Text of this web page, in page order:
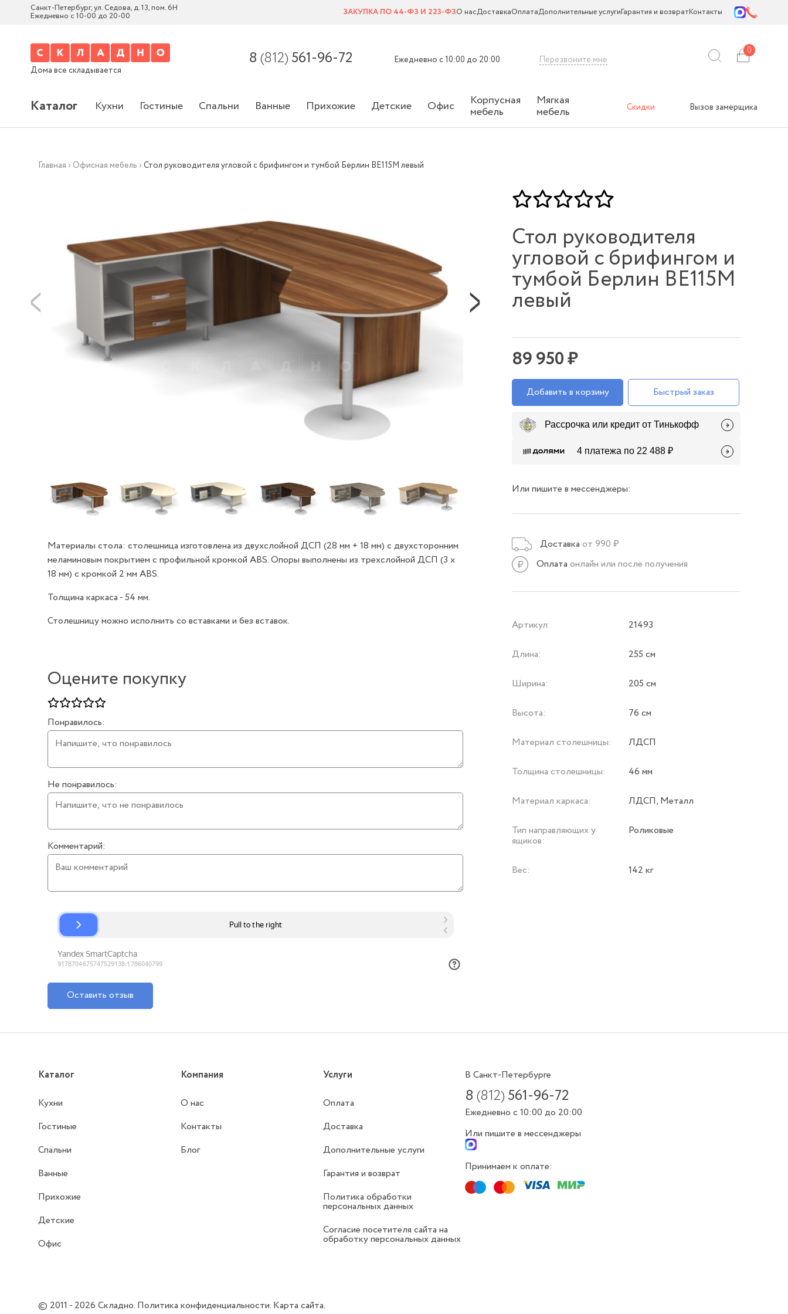
Санкт-Петербург, ул. Седова, д. 13, пом. 6Н
Ежедневно с 10-00 до 20-00 ЗАКУПКА ПО 44-ФЗ И 223-ФЗО насДоставкаОплатаДополнительные услугиГарантия и возвратКонтакты
Дома все складывается
8 (812) 561-96-72 Ежедневно с 10:00 до 20:00 Перезвоните мне
0
Каталог Кухни Гостиные Спальни Ванные Прихожие Детские Офис Корпусная
мебель
Мягкая
мебель Скидки Вызов замерщика
Главная › Офисная мебель ›Стол руководителя угловой с брифингом и тумбой Берлин ВЕ115М левый
Материалы стола: столешница изготовлена из двухслойной ДСП (28 мм + 18 мм) с двухсторонним
меламиновым покрытием с профильной кромкой ABS. Опоры выполнены из трехслойной ДСП (3 х
18 мм) с кромкой 2 мм ABS.
Толщина каркаса - 54 мм.
Столешницу можно исполнить со вставками и без вставок.
Оцените покупку
Понравилось:
Не понравилось:
Комментарий:
Оставить отзыв
Стол руководителя
угловой с брифингом и
тумбой Берлин ВЕ115М
левый
89 950 ₽
Добавить в корзину Быстрый заказ
Рассрочка или кредит от Тинькофф
4 платежа по 22 488 ₽
Или пишите в мессенджеры:
Доставка от 990 ₽
Оплата онлайн или после получения
Артикул: 21493
Длина: 255 см
Ширина: 205 см
Высота: 76 см
Материал столешницы: ЛДСП
Толщина столешницы: 46 мм
Материал каркаса: ЛДСП, Металл
Тип направляющих у
ящиков:
Роликовые
Вес: 142 кг
Каталог
Кухни
Гостиные
Спальни
Ванные
Прихожие
Детские
Офис
Компания
О нас
Контакты
Блог
Услуги
Оплата
Доставка
Дополнительные услуги
Гарантия и возврат
Политика обработки
персональных данных
Согласие посетителя сайта на
обработку персональных данных
В Санкт-Петербурге
8(812) 561-96-72
Ежедневно с 10:00 до 20:00
Или пишите в мессенджеры
Принимаем к оплате:
© 2011 - 2026Складно. Политика конфиденциальности. Карта сайта.